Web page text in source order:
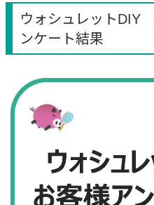
ウォシュレットDIY
ンケート結果